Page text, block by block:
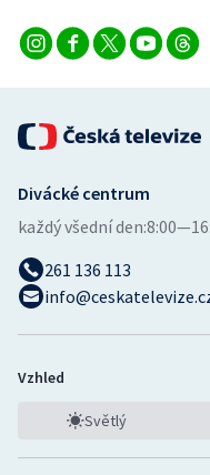
Divácké centrum
každý všední den:
261 136 113
Vzhled
Světlý